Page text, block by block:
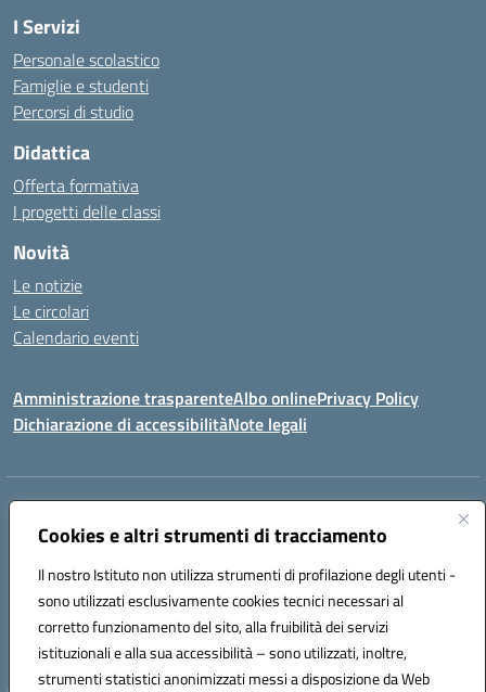
Cookies e altri strumenti di tracciamento
Il nostro Istituto non utilizza strumenti di profilazione degli utenti -
sono utilizzati esclusivamente cookies tecnici necessari al
corretto funzionamento del sito, alla fruibilità dei servizi
istituzionali e alla sua accessibilità – sono utilizzati, inoltre,
strumenti statistici anonimizzati messi a disposizione da Web
I Servizi
Personale scolastico
Famiglie e studenti
Percorsi di studio
Didattica
Offerta formativa
I progetti delle classi
Novità
Le notizie
Le circolari
Calendario eventi
Amministrazione trasparenteAlbo onlinePrivacy Policy
Dichiarazione di accessibilitàNote legali
Indirizzo:
Centralino:0923993485 Email:tpic84500v@istruzione.it
Codice fiscale: 91039050819
Codice meccanografico:
tpic84500v
Codice unico di fatturazione (CUF): JZDXRK